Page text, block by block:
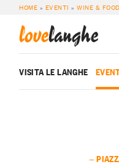
HOME » EVENTI »WINE & FOOD
lovelanghe
VISITA LE LANGHE
—